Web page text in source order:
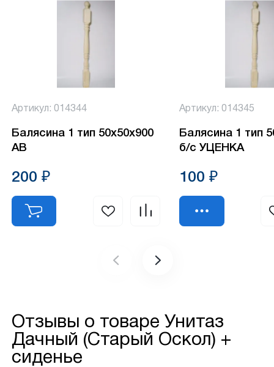
Артикул: 014344
Балясина 1 тип 50х50х900
АВ
200 ₽
Артикул: 014345
Балясина 1 тип
б/с УЦЕНКА
100 ₽
Отзывы о товаре Унитаз
Дачный (Старый Оскол) +
сиденье